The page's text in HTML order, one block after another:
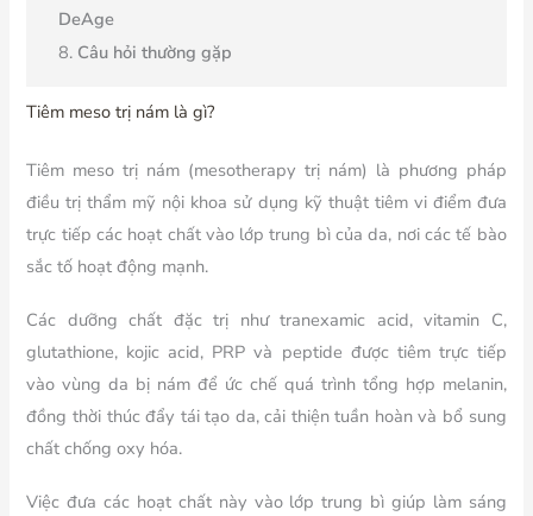
DeAge
Câu hỏi thường gặp
Tiêm meso trị nám là gì?
Tiêm meso trị nám (mesotherapy trị nám) là phương pháp
điều trị thẩm mỹ nội khoa sử dụng kỹ thuật tiêm vi điểm đưa
trực tiếp các hoạt chất vào lớp trung bì của da, nơi các tế bào
sắc tố hoạt động mạnh.
Các dưỡng chất đặc trị như tranexamic acid, vitamin C,
glutathione, kojic acid, PRP và peptide được tiêm trực tiếp
vào vùng da bị nám để ức chế quá trình tổng hợp melanin,
đồng thời thúc đẩy tái tạo da, cải thiện tuần hoàn và bổ sung
chất chống oxy hóa.
Việc đưa các hoạt chất này vào lớp trung bì giúp làm sáng